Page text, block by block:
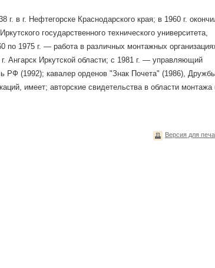
в г. Нефтегорске Краснодарского края; в 1960 г.
государственного технического университета,
по 1975 г. — работа в различных монтажных
Ангарск Иркутской области; с 1981 г. — управляющий
РФ (1992); кавалер орденов "Знак Почета" (1986),
имеет; авторские свидетельства в области монтажа
Версия для